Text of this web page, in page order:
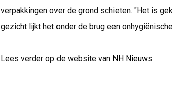
verpakkingen over de grond schieten. "Het is
gezicht lijkt het onder de brug een
Lees verder op de website van NH Nieuws